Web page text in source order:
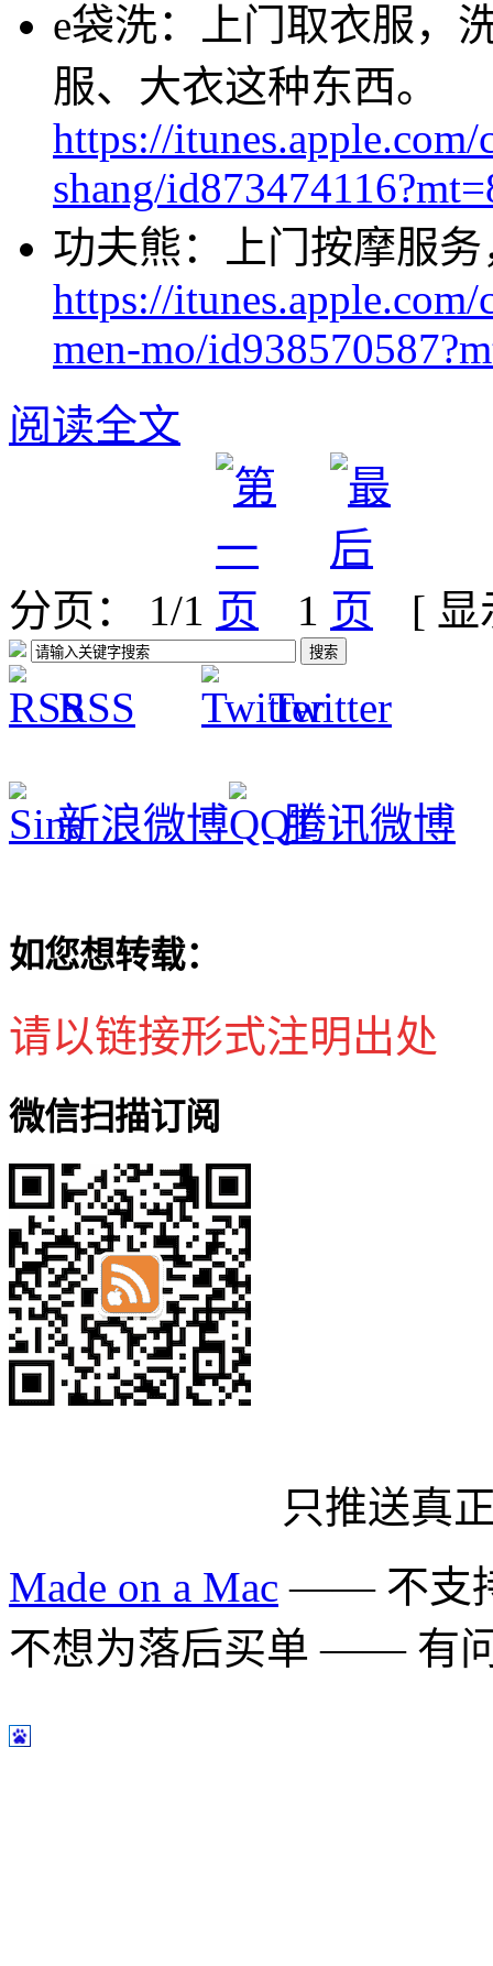
e袋洗：上门取衣服，
服、大衣这种东西。
https://
shang/
功夫熊：上门按摩服
https://
men-mo/
阅读全文
分页： 1/1 1 [
RSS Twitter
新浪微博 腾讯微博
如您想转载：
请以链接形式注明出处
微信扫描订阅
只推送真
Made on a Mac —— 不支
不想为落后买单 —— 有